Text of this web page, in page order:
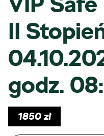
II
godz.
1850zł